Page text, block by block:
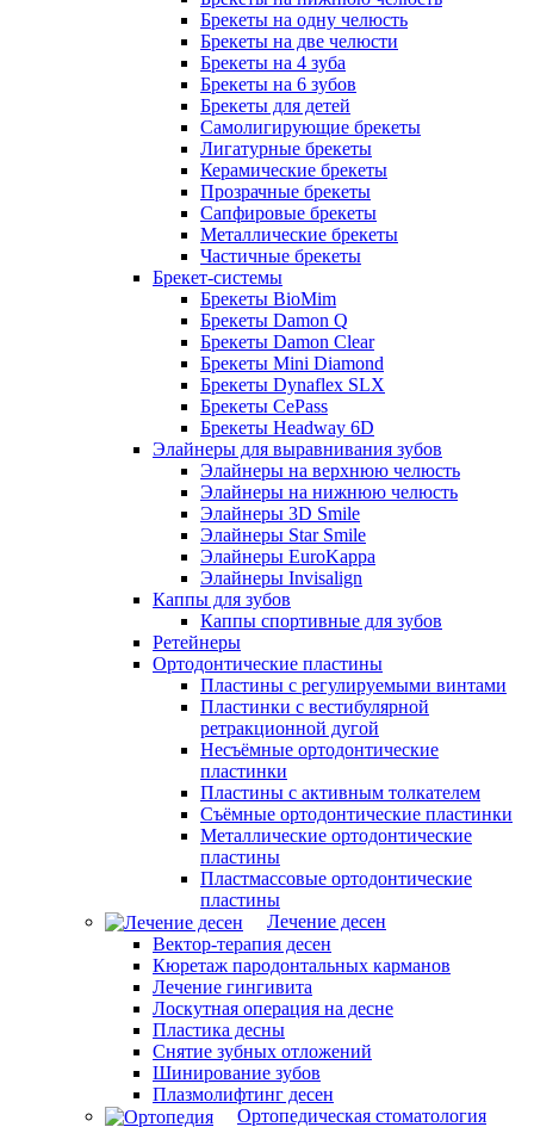
Брекеты на одну челюсть
Брекеты на две челюсти
Брекеты на 4 зуба
Брекеты на 6 зубов
Брекеты для детей
Самолигирующие брекеты
Лигатурные брекеты
Керамические брекеты
Прозрачные брекеты
Сапфировые брекеты
Металлические брекеты
Частичные брекеты
Брекет-системы
Брекеты BioMim
Брекеты Damon Q
Брекеты Damon Clear
Брекеты Mini Diamond
Брекеты Dynaflex SLX
Брекеты CePass
Брекеты Headway 6D
Элайнеры для выравнивания зубов
Элайнеры на верхнюю челюсть
Элайнеры на нижнюю челюсть
Элайнеры 3D Smile
Элайнеры Star Smile
Элайнеры EuroKappa
Элайнеры Invisalign
Каппы для зубов
Каппы спортивные для зубов
Ретейнеры
Ортодонтические пластины
Пластины с регулируемыми винтами
Пластинки с вестибулярной
ретракционной дугой
Несъёмные ортодонтические
пластинки
Пластины с активным толкателем
Съёмные ортодонтические пластинки
Металлические ортодонтические
пластины
Пластмассовые ортодонтические
пластины
Лечение десен
Вектор-терапия десен
Кюретаж пародонтальных карманов
Лечение гингивита
Лоскутная операция на десне
Пластика десны
Снятие зубных отложений
Шинирование зубов
Плазмолифтинг десен
Ортопедическая стоматология